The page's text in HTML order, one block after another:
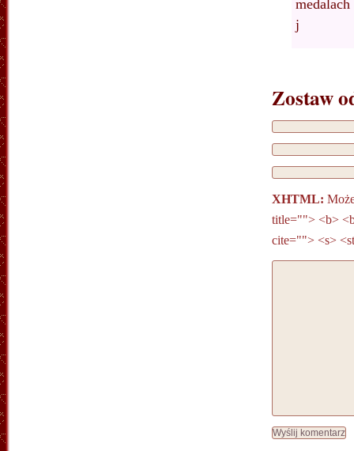
medalach
j
Zostaw
XHTML:
title=""> <b>
cite=""> <s>